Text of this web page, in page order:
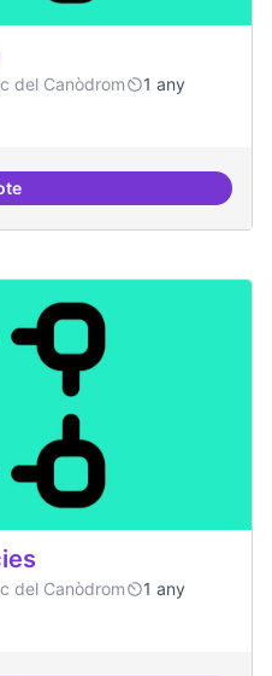
del Canòdrom
1 any
Procés participatiu
del Canòdrom
1 any